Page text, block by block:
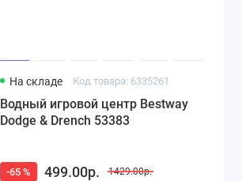
На складе Код товара: 6335261
Водный игровой центр Bestway
Dodge & Drench 53383
-65 % 499.00р. 1429.00р.